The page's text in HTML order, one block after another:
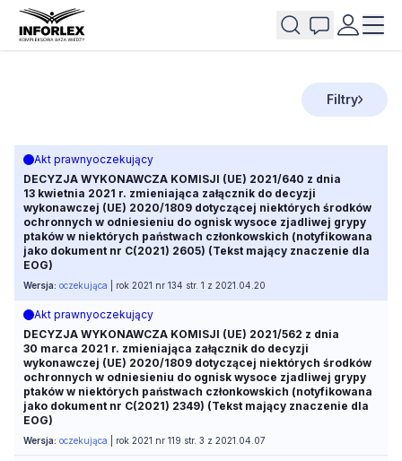
Filtry
Akt prawnyoczekujący
DECYZJA WYKONAWCZA KOMISJI (UE) 2021/640 z dnia
13 kwietnia 2021 r. zmieniająca załącznik do decyzji
wykonawczej (UE) 2020/1809 dotyczącej niektórych środków
ochronnych w odniesieniu do ognisk wysoce zjadliwej grypy
ptaków w niektórych państwach członkowskich (notyfikowana
jako dokument nr C(2021) 2605) (Tekst mający znaczenie dla
EOG)
Wersja: oczekująca | rok 2021 nr 134 str. 1 z 2021.04.20
Akt prawnyoczekujący
DECYZJA WYKONAWCZA KOMISJI (UE) 2021/562 z dnia
30 marca 2021 r. zmieniająca załącznik do decyzji
wykonawczej (UE) 2020/1809 dotyczącej niektórych środków
ochronnych w odniesieniu do ognisk wysoce zjadliwej grypy
ptaków w niektórych państwach członkowskich (notyfikowana
jako dokument nr C(2021) 2349) (Tekst mający znaczenie dla
EOG)
Wersja: oczekująca | rok 2021 nr 119 str. 3 z 2021.04.07